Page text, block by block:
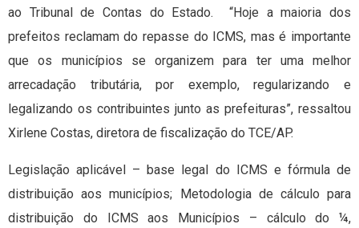
ao Tribunal de Contas do Estado. “Hoje a maioria dos
prefeitos reclamam do repasse do ICMS, mas é importante
que os municípios se organizem para ter uma melhor
arrecadação tributária, por exemplo, regularizando e
legalizando os contribuintes junto as prefeituras”, ressaltou
Xirlene Costas, diretora de fiscalização do TCE/AP.
Legislação aplicável – base legal do ICMS e fórmula de
distribuição aos municípios; Metodologia de cálculo para
distribuição do ICMS aos Municípios – cálculo do ¼,